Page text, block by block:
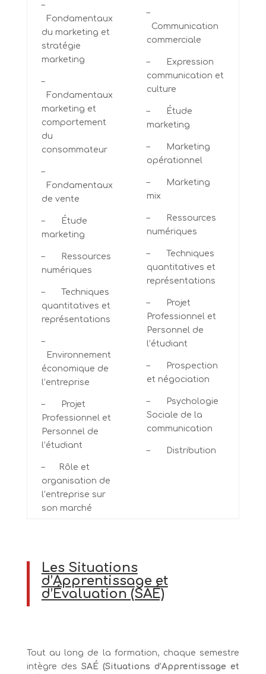
–
Fondamentaux
du marketing et
stratégie
marketing
–
Fondamentaux
marketing et
comportement
du
consommateur
–
Fondamentaux
de vente
– Étude
marketing
– Ressources
numériques
– Techniques
quantitatives et
représentations
–
Environnement
économique de
l’entreprise
– Projet
Professionnel et
Personnel de
l’étudiant
– Rôle et
organisation de
l’entreprise sur
son marché
–
Communication
commerciale
– Expression
communication et
culture
– Étude
marketing
– Marketing
opérationnel
– Marketing
mix
– Ressources
numériques
– Techniques
quantitatives et
représentations
– Projet
Professionnel et
Personnel de
l’étudiant
– Prospection
et négociation
– Psychologie
Sociale de la
communication
– Distribution
Les Situations
d’Apprentissage et
d’Évaluation (SAÉ)
Tout au long de la formation, chaque semestre
intègre des SAÉ (Situations d’Apprentissage et